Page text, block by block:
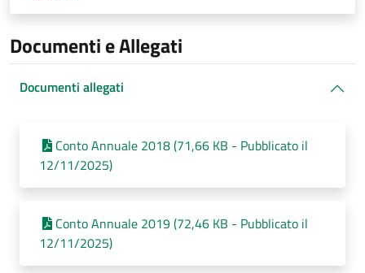
Documenti e Allegati
Documenti allegati
Conto Annuale 2018 (71,66 KB - Pubblicato il
12/11/2025)
Conto Annuale 2019 (72,46 KB - Pubblicato il
12/11/2025)